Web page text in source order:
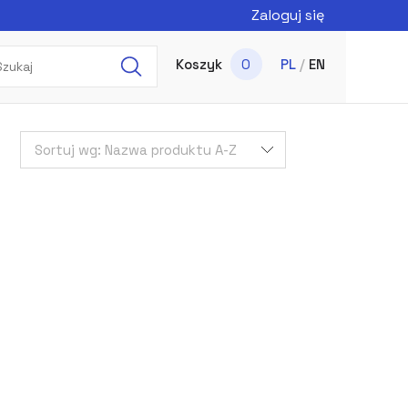
Zaloguj się
PL/ EN
Koszyk 0
Sortuj wg: Nazwa produktu A-Z